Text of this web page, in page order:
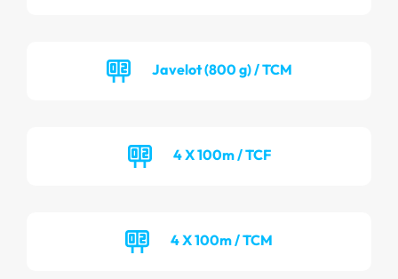
Javelot (800 g) / TCM
4 X 100m / TCF
4 X 100m / TCM